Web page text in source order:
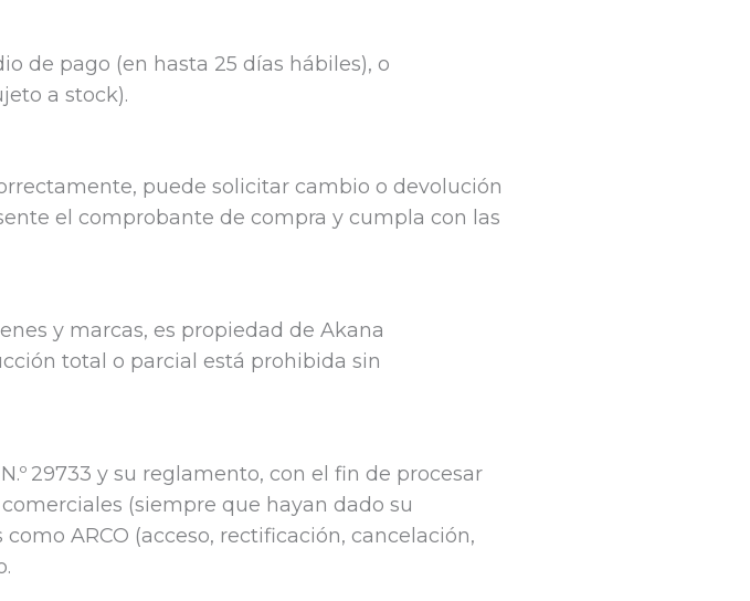
de pago (en hasta 25 días hábiles), o
a stock).
puede solicitar cambio o devolución
el comprobante de compra y cumpla con las
y marcas, es propiedad de Akana
total o parcial está prohibida sin
29733 y su reglamento, con el fin de procesar
(siempre que hayan dado su
ARCO (acceso, rectificación, cancelación,